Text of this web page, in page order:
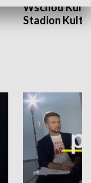
Wschód
Stadion